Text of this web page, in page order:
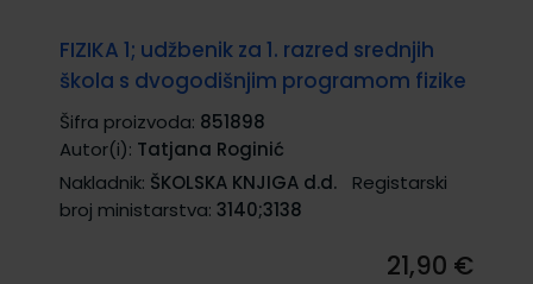
FIZIKA 1; udžbenik za 1. razred srednjih
škola s dvogodišnjim programom fizike
Šifra proizvoda: 851898
Autor(i): Tatjana Roginić
Nakladnik: ŠKOLSKA KNJIGA d.d.
Registarski
broj ministarstva: 3140;3138
21,90 €